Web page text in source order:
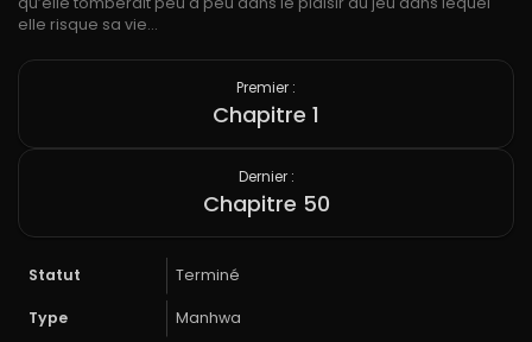
elle risque sa vie…
Premier :
Chapitre 1
Dernier :
Chapitre 50
Statut Terminé
Type Manhwa